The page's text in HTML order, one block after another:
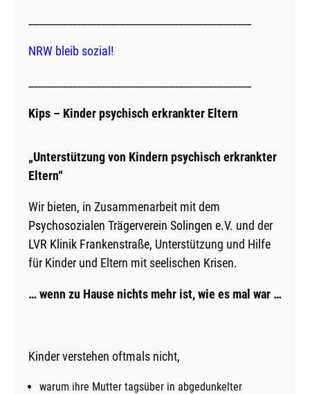
NRW bleib sozial!
Kips – Kinder psychisch erkrankter Eltern
„Unterstützung von Kindern psychisch erkrankter
Eltern“
Wir bieten, in Zusammenarbeit mit dem
Psychosozialen Trägerverein Solingen e.V. und der
LVR Klinik Frankenstraße, Unterstützung und Hilfe
für Kinder und Eltern mit seelischen Krisen.
… wenn zu Hause nichts mehr ist, wie es mal war …
Kinder verstehen oftmals nicht,
warum ihre Mutter tagsüber in abgedunkelter